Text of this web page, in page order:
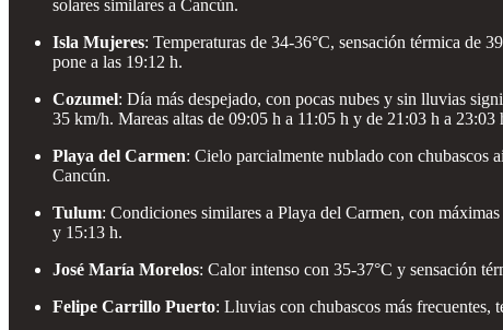
solares similares a Cancún.
Isla Mujeres: Temperaturas de 34-36°C, sensación térmica de
pone a las 19:12 h.
Cozumel: Día más despejado, con pocas nubes y sin lluvias
35 km/h. Mareas altas de 09:05 h a 11:05 h y de 21:03 h a
Playa del Carmen: Cielo parcialmente nublado con chubascos
Cancún.
Tulum: Condiciones similares a Playa del Carmen, con
y 15:13 h.
José María Morelos: Calor intenso con 35-37°C y sensación
Felipe Carrillo Puerto: Lluvias con chubascos más frecuentes,